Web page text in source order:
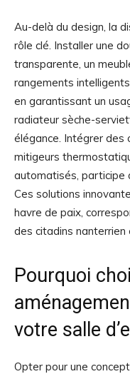
Au-delà du design, la
rôle clé. Installer une
transparente, un
rangements
en garantissant un
radiateur sèche-
élégance. Intégrer des
mitigeurs
automatisés, participe
Ces solutions
havre de paix,
des citadins
Pourquoi
votre salle
Opter pour une